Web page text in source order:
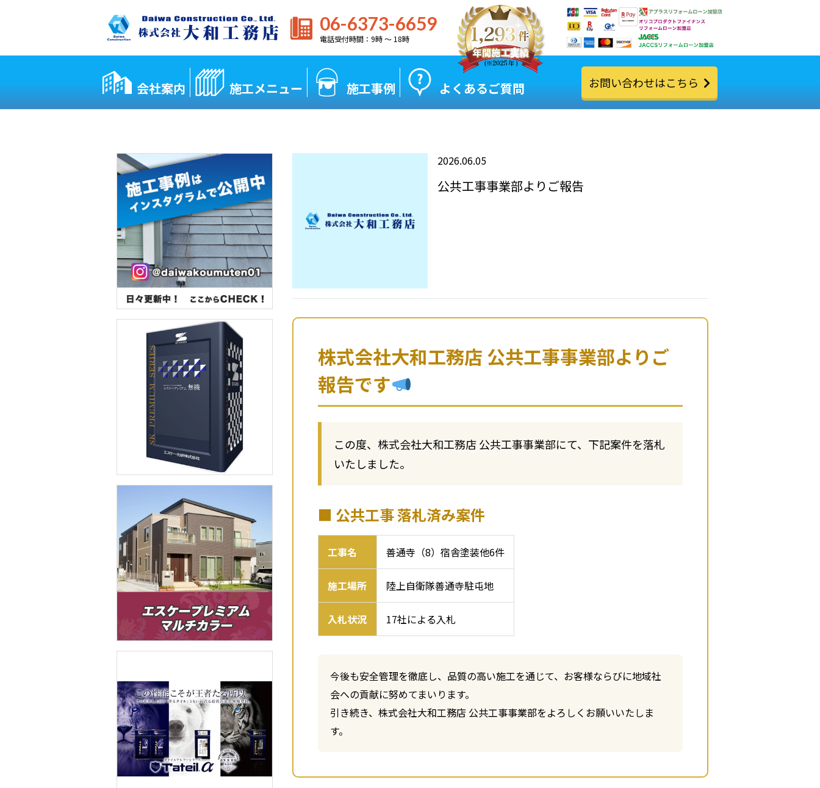
06-6373-6659
電話受付時間：9時 〜 18時
会社案内 施工メニュー 施工事例 よくあるご質問 お問い合わせはこちら
2026.06.05
公共工事事業部よりご報告
株式会社大和工務店 公共工事事業部よりご
報告です
この度、株式会社大和工務店 公共工事事業部にて、下記案件を落札
いたしました。
■ 公共工事 落札済み案件
工事名 善通寺（8）宿舎塗装他6件
施工場所 陸上自衛隊善通寺駐屯地
入札状況 17社による入札
今後も安全管理を徹底し、品質の高い施工を通じて、お客様ならびに地域社
会への貢献に努めてまいります。
引き続き、株式会社大和工務店 公共工事事業部をよろしくお願いいたしま
す。